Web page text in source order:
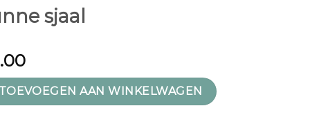
sjaal
aantal
TOEVOEGEN AAN WINKELWAGEN